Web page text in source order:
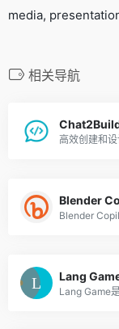
media,
相关导航
高效创建和设
Blender
Lang